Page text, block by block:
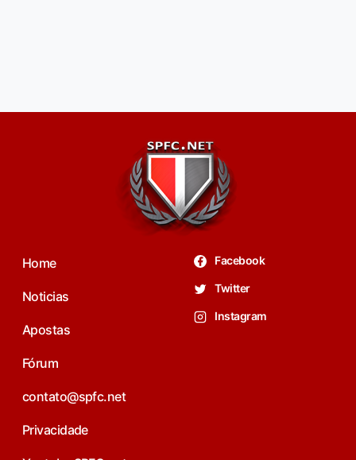
Home
Noticias
Apostas
Fórum
contato@spfc.net
Privacidade
Facebook
Twitter
Instagram